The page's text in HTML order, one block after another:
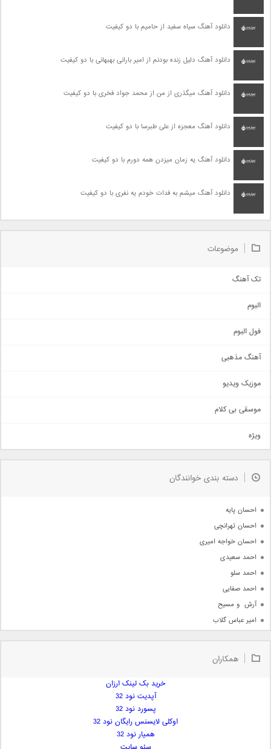
دانلود آهنگ سیاه سفید از حامیم با دو کیفیت
دانلود آهنگ دلیل زنده بودنم از امیر بارانی بهبهانی با دو کیفیت
دانلود آهنگ میگذری از من از محمد جواد فخری با دو کیفیت
دانلود آهنگ معجزه از علی طبرسا با دو کیفیت
دانلود آهنگ یه زمان میزدن همه دورم با دو کیفیت
دانلود آهنگ میشم به فدات خودم یه نفری با دو کیفیت
موضوعات
تک آهنگ
اجتماعی
حماسی
سنتی
اهنگ بندرعباسی
دمو
مذهبی
جدیدترین ها
البوم
فول البوم
آهنگ مذهبی
موزیک ویدیو
موسقی بی کلام
ویژه
دسته بندی خوانندگان
احسان پایه
احسان تهرانچی
احسان خواجه امیری
احمد سعیدی
احمد سلو
احمد صفایی
آرش  و مسیح
امیر عباس گلاب
امیر علی
همکاران
خرید بک لینک ارزان
آپدیت نود 32
پسورد نود 32
اوکلی لایسنس رایگان نود 32
همیار نود 32